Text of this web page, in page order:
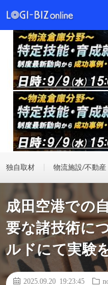
独自取材 物流施設/不動産
成田空港での
要な諸技術に
ルドにて実験
2025.09.20 19:23:45